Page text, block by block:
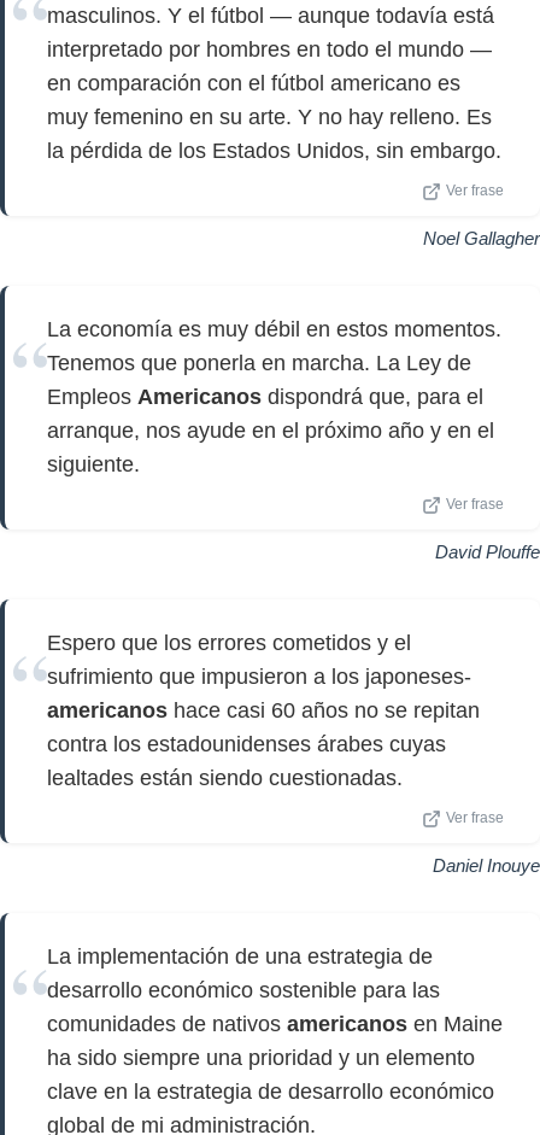
masculinos. Y el fútbol — aunque todavía está
interpretado por hombres en todo el mundo —
en comparación con el fútbol americano es
muy femenino en su arte. Y no hay relleno. Es
la pérdida de los Estados Unidos, sin embargo.
Ver frase
Noel Gallagher
La economía es muy débil en estos momentos.
Tenemos que ponerla en marcha. La Ley de
Empleos Americanos dispondrá que, para el
arranque, nos ayude en el próximo año y en el
siguiente.
Ver frase
David Plouffe
Espero que los errores cometidos y el
sufrimiento que impusieron a los japoneses-
americanos hace casi 60 años no se repitan
contra los estadounidenses árabes cuyas
lealtades están siendo cuestionadas.
Ver frase
Daniel Inouye
La implementación de una estrategia de
desarrollo económico sostenible para las
comunidades de nativos americanos en Maine
ha sido siempre una prioridad y un elemento
clave en la estrategia de desarrollo económico
global de mi administración.